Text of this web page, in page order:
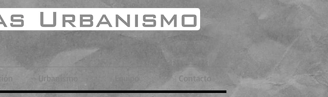
y Gestión
Urbanismo Contacto